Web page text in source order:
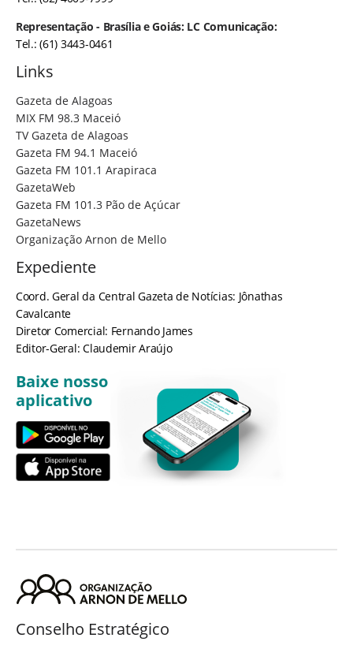
Representação - Brasília e Goiás: LC Comunicação:
Tel.: (61) 3443-0461
Links
Gazeta de Alagoas
MIX FM 98.3 Maceió
TV Gazeta de Alagoas
Gazeta FM 94.1 Maceió
Gazeta FM 101.1 Arapiraca
GazetaWeb
Gazeta FM 101.3 Pão de Açúcar
GazetaNews
Organização Arnon de Mello
Expediente
Coord. Geral da Central Gazeta de Notícias: Jônathas
Cavalcante
Diretor Comercial: Fernando James
Editor-Geral: Claudemir Araújo
Baixe nosso
aplicativo
Conselho Estratégico